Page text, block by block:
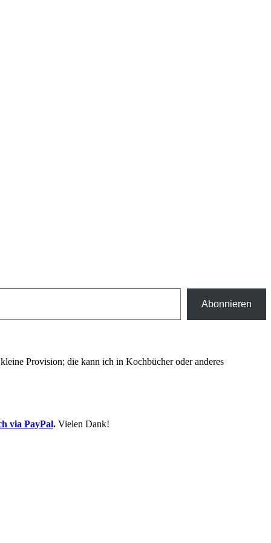
Abonnieren
Provision; die kann ich in Kochbücher oder anderes
via PayPal. Vielen Dank!